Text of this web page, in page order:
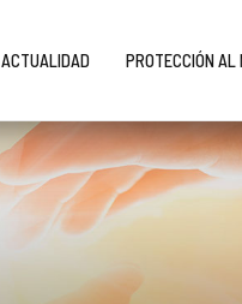
ACTUALIDAD PROTECCIÓN AL